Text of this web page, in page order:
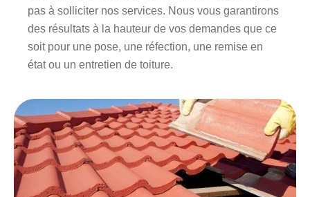
pas à solliciter nos services. Nous vous garantirons
des résultats à la hauteur de vos demandes que ce
soit pour une pose, une réfection, une remise en
état ou un entretien de toiture.